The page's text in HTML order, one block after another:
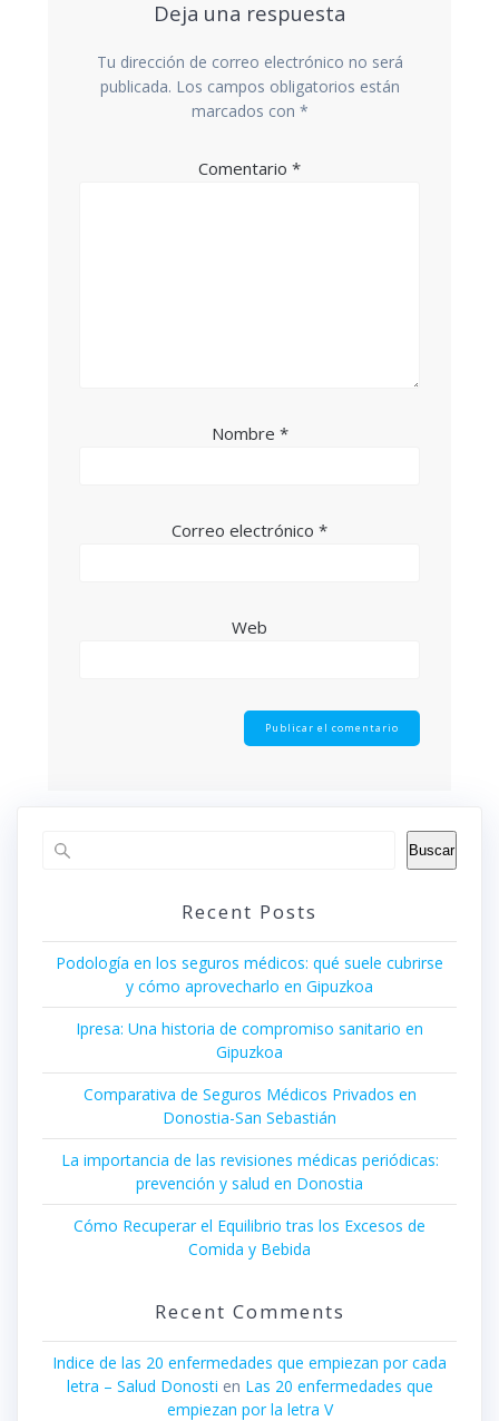
Deja una respuesta
Tu dirección de correo electrónico no será
publicada. Los campos obligatorios están
marcados con *
Comentario *
Nombre *
Correo electrónico *
Web
Buscar
Recent Posts
Podología en los seguros médicos: qué suele cubrirse
y cómo aprovecharlo en Gipuzkoa
Ipresa: Una historia de compromiso sanitario en
Gipuzkoa
Comparativa de Seguros Médicos Privados en
Donostia-San Sebastián
La importancia de las revisiones médicas periódicas:
prevención y salud en Donostia
Cómo Recuperar el Equilibrio tras los Excesos de
Comida y Bebida
Recent Comments
Indice de las 20 enfermedades que empiezan por cada
letra – Salud Donosti en Las 20 enfermedades que
empiezan por la letra V